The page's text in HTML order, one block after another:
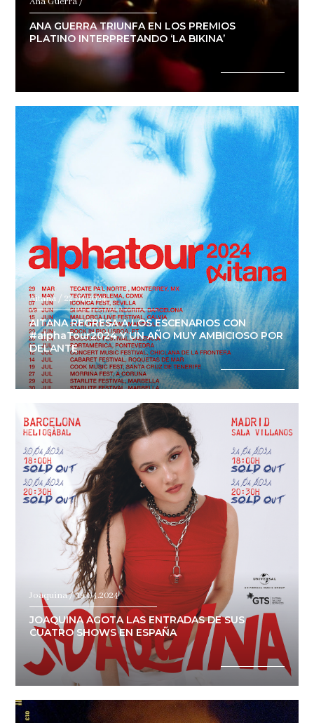
ANA GUERRA TRIUNFA EN LOS PREMIOS
PLATINO INTERPRETANDO ‘LA BIKINA’
Aitana / 22.04.2024
AITANA REGRESA A LOS ESCENARIOS CON
#alphaTour2024 Y UN AÑO MUY AMBICIOSO POR
DELANTE
Joaquina / 19.04.2024
JOAQUINA AGOTA LAS ENTRADAS DE SUS
CUATRO SHOWS EN ESPAÑA